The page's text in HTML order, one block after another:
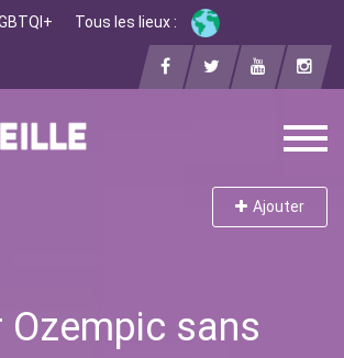
Tous les lieux :
Ajouter
Ozempic sans